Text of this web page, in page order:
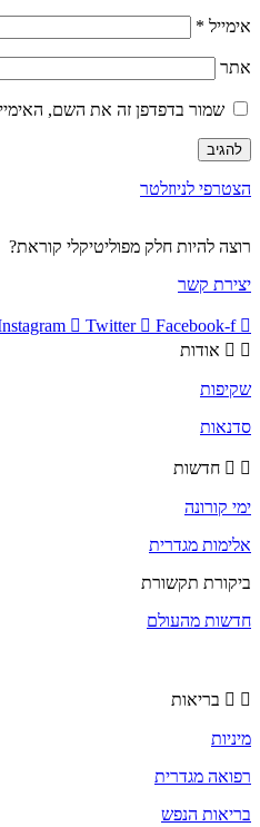
אימייל *
אתר
שמור בדפדפן זה את השם,
הצטרפי לניוזלטר
רוצה להיות חלק מפוליטיקלי קוראת?
יצירת קשר
Twitter
Facebook-f
אודות
שקיפות
סדנאות
חדשות
ימי קורונה
אלימות מגדרית
ביקורת תקשורת
חדשות מהעולם
בריאות
מיניות
רפואה מגדרית
בריאות הנפש